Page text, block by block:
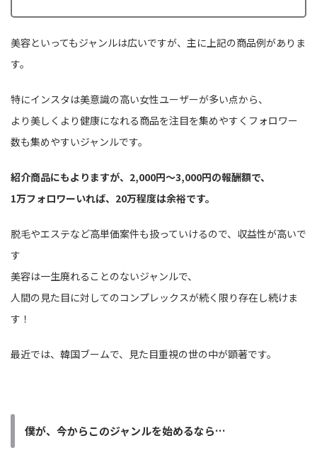
美容といってもジャンルは広いですが、主に上記の商品例がありま
す。
特にインスタは美意識の高い女性ユーザーが多い点から、
より美しくより健康になれる商品を注目を集めやすくフォロワー
数も集めやすいジャンルです。
紹介商品にもよりますが、2,000円〜3,000円の報酬額で、
1万フォロワーいれば、20万程度は余裕です。
脱毛やエステなど高単価案件も扱っていけるので、収益性が高いで
す
美容は一生廃れることのないジャンルで、
人間の見た目に対してのコンプレックスが続く限り存在し続けま
す！
最近では、韓国ブームで、見た目重視の世の中が顕著です。
僕が、今からこのジャンルを始めるなら…